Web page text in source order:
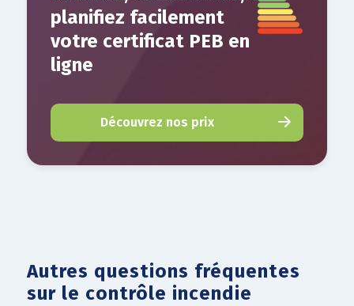
planifiez facilement
votre certificat PEB en
ligne
Découvrez nos prix
Autres questions fréquentes
sur le contrôle incendie